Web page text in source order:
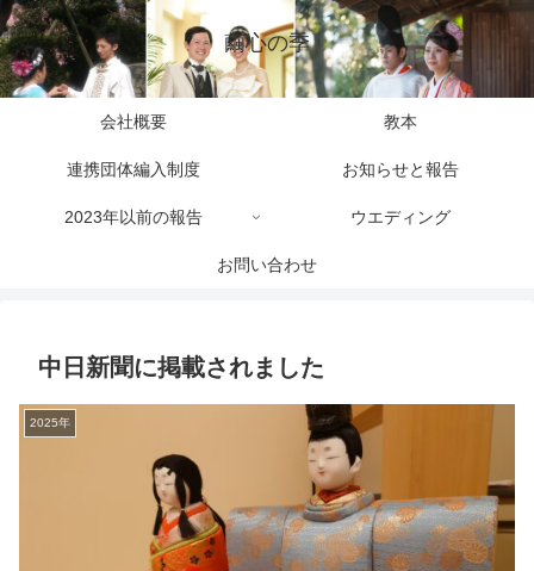
繭心の季
会社概要 教本
連携団体編入制度 お知らせと報告
2023年以前の報告 ウエディング
お問い合わせ
中日新聞に掲載されました
2025年